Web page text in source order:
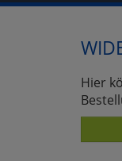
Hier